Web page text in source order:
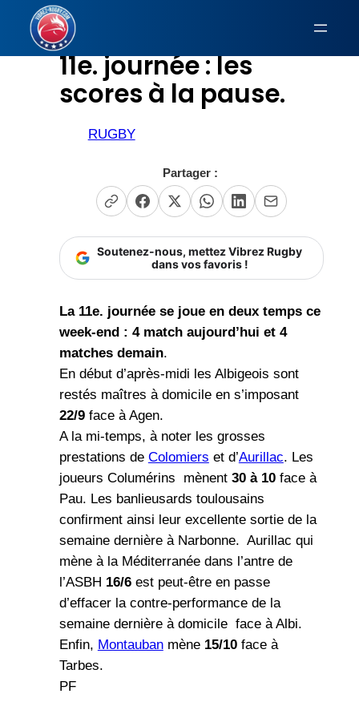
Aller
contenu 11e. journée : les
scores à la pause.
RUGBY
Partager :
Soutenez-nous, mettez Vibrez Rugby
dans vos favoris !
La 11e. journée se joue en deux temps ce
week-end : 4 match aujourd’hui et 4
matches demain.
En début d’après-midi les Albigeois sont
restés maîtres à domicile en s’imposant
22/9 face à Agen.
A la mi-temps, à noter les grosses
prestations de Colomiers et d’Aurillac. Les
joueurs Columérins mènent 30 à 10face à
Pau. Les banlieusards toulousains
confirment ainsi leur excellente sortie de la
semaine dernière à Narbonne. Aurillac qui
mène à la Méditerranée dans l’antre de
l’ASBH 16/6est peut-être en passe
d’effacer la contre-performance de la
semaine dernière à domicile face à Albi.
Enfin, Montaubanmène 15/10face à
Tarbes.
PF